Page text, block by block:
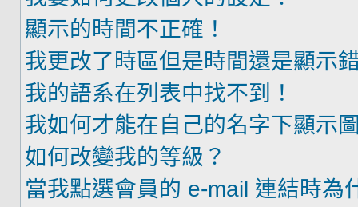
顯示的時間不正確！
我更改了時區但是時間還是顯示
我的語系在列表中找不到！
我如何才能在自己的名字下顯示
如何改變我的等級？
當我點選會員的 e-mail 連結時為